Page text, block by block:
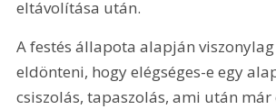
eltávolítása után.
A festés állapota alapján
eldönteni, hogy elégséges-e egy
csiszolás, tapaszolás, ami után már